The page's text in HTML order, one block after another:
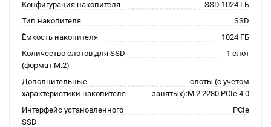
Конфигурация накопителя
SSD 1024 ГБ
Тип накопителя
SSD
Ёмкость накопителя
1024 ГБ
Количество слотов для SSD
(формат M.2)
1 слот
Дополнительные
характеристики накопителя
слоты (с учетом
занятых):M.2 2280 PCIe 4.0
Интерфейс установленного
SSD
PCIe